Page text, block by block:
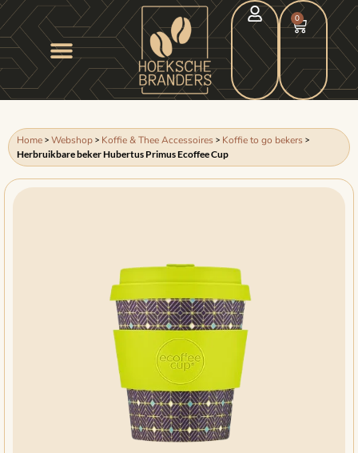
0
Home > Webshop > Koffie & Thee Accessoires > Koffie to go bekers >
Herbruikbare beker Hubertus Primus Ecoffee Cup